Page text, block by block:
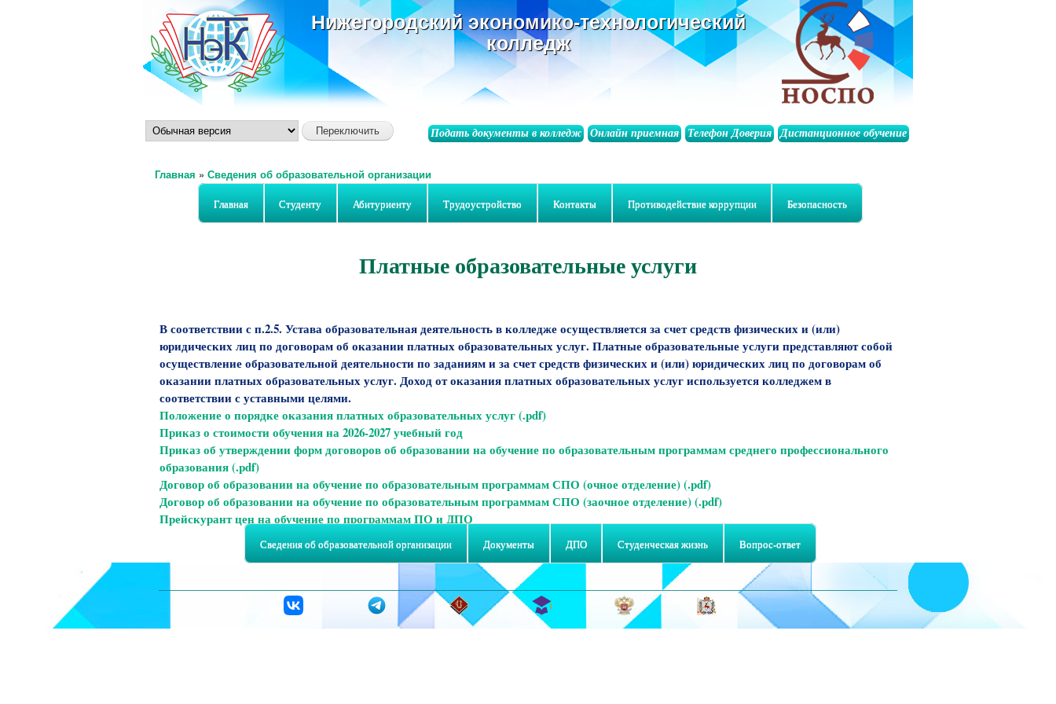
основному
содержанию
Нижегородский экономико-технологический
колледж
Дистанционное обучение
Телефон Доверия
Онлайн приемная
Подать документы в колледж
Главная » Сведения об образовательной организации
Главная Студенту Абитуриенту Трудоустройство Контакты Противодействие коррупции Безопасность
Платные образовательные услуги
В соответствии с п.2.5. Устава образовательная деятельность в колледже осуществляется за счет средств физических и (или)
юридических лиц по договорам об оказании платных образовательных услуг. Платные образовательные услуги представляют собой
осуществление образовательной деятельности по заданиям и за счет средств физических и (или) юридических лиц по договорам об
оказании платных образовательных услуг. Доход от оказания платных образовательных услуг используется колледжем в
соответствии с уставными целями.
Положение о порядке оказания платных образовательных услуг (.pdf)
Приказ о стоимости обучения на 2026-2027 учебный год
Приказ об утверждении форм договоров об образовании на обучение по образовательным программам среднего профессионального
образования (.pdf)
Договор об образовании на обучение по образовательным программам СПО (очное отделение) (.pdf)
Договор об образовании на обучение по образовательным программам СПО (заочное отделение) (.pdf)
Прейскурант цен на обучение по программам ПО и ДПО
Сведения об образовательной организации Документы ДПО Студенческая жизнь Вопрос-ответ